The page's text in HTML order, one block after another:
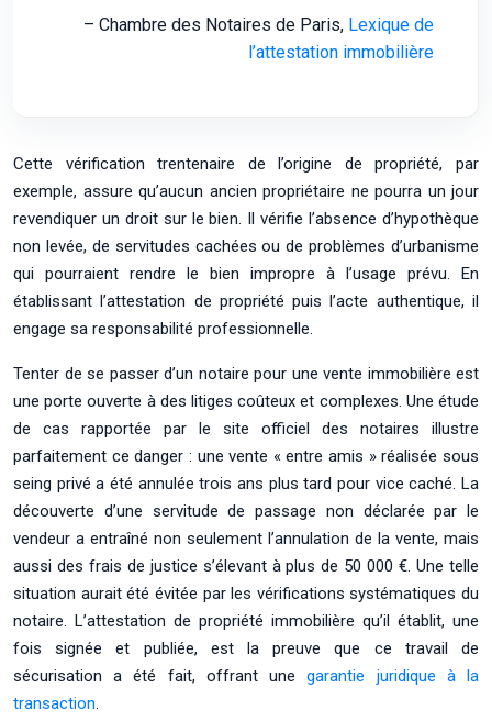
– Chambre des Notaires de Paris, Lexique de
l’attestation immobilière
Cette vérification trentenaire de l’origine de propriété, par
exemple, assure qu’aucun ancien propriétaire ne pourra un jour
revendiquer un droit sur le bien. Il vérifie l’absence d’hypothèque
non levée, de servitudes cachées ou de problèmes d’urbanisme
qui pourraient rendre le bien impropre à l’usage prévu. En
établissant l’attestation de propriété puis l’acte authentique, il
engage sa responsabilité professionnelle.
Tenter de se passer d’un notaire pour une vente immobilière est
une porte ouverte à des litiges coûteux et complexes. Une étude
de cas rapportée par le site officiel des notaires illustre
parfaitement ce danger : une vente « entre amis » réalisée sous
seing privé a été annulée trois ans plus tard pour vice caché. La
découverte d’une servitude de passage non déclarée par le
vendeur a entraîné non seulement l’annulation de la vente, mais
aussi des frais de justice s’élevant à plus de 50 000 €. Une telle
situation aurait été évitée par les vérifications systématiques du
notaire. L’attestation de propriété immobilière qu’il établit, une
fois signée et publiée, est la preuve que ce travail de
sécurisation a été fait, offrant unegarantie juridique à la
transaction.